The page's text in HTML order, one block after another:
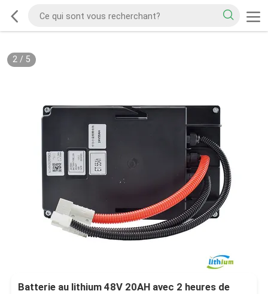
2/ 5
Batterie au lithium 48V 20AH avec 2 heures de